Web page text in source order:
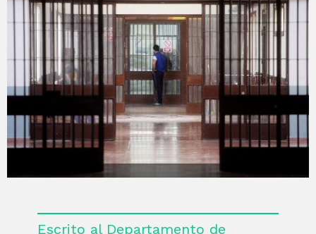
Escrito al Departamento de